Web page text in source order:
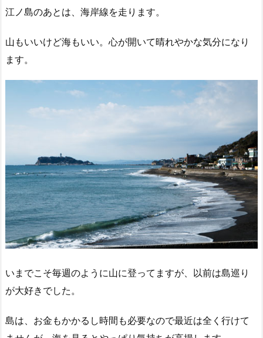
江ノ島のあとは、海岸線を走ります。
山もいいけど海もいい。心が開いて晴れやかな気分になり
ます。
いまでこそ毎週のように山に登ってますが、以前は島巡り
が大好きでした。
島は、お金もかかるし時間も必要なので最近は全く行けて